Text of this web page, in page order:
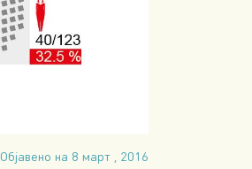
Објавено на 8 март , 2016